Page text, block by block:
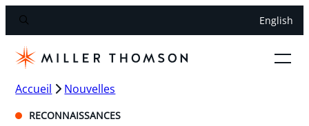
English
Accueil Nouvelles
RECONNAISSANCES